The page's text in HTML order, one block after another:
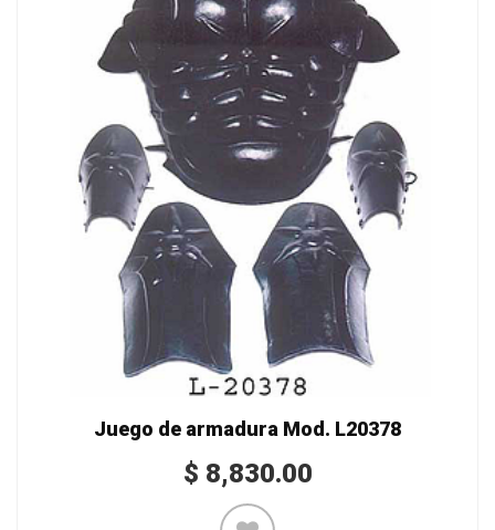
Juego de armadura Mod. L20378
$ 8,830.00